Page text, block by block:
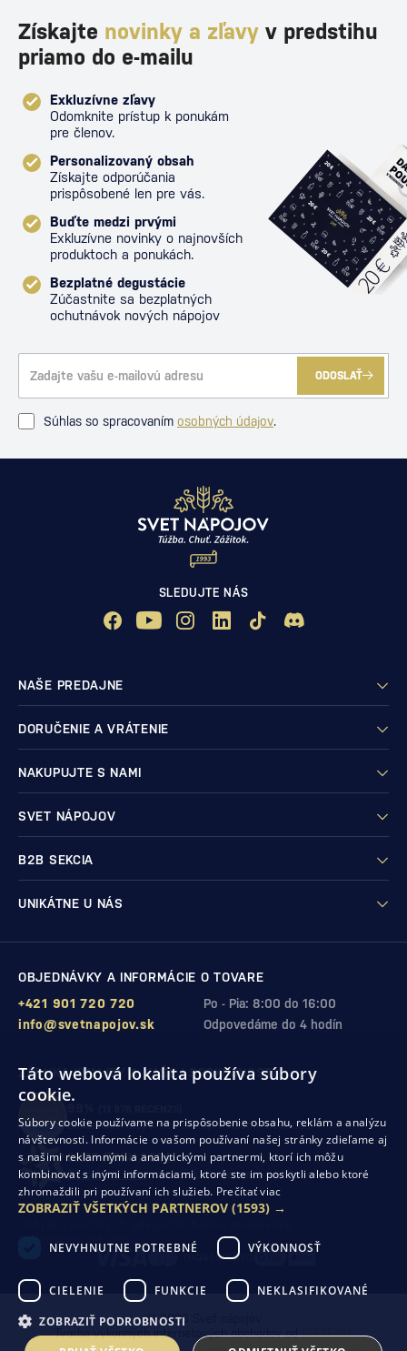
Získajte novinky a zľavy v predstihu
priamo do e-mailu
Exkluzívne zľavy
Odomknite prístup k ponukám
pre členov.
Personalizovaný obsah
Získajte odporúčania
prispôsobené len pre vás.
Buďte medzi prvými
Exkluzívne novinky o najnovších
produktoch a ponukách.
Bezplatné degustácie
Zúčastnite sa bezplatných
ochutnávok nových nápojov
ODOSLAŤ
Súhlas so spracovaním osobných údajov.
SLEDUJTE NÁS
NAŠE PREDAJNE
DORUČENIE A VRÁTENIE
NAKUPUJTE S NAMI
SVET NÁPOJOV
B2B SEKCIA
UNIKÁTNE U NÁS
OBJEDNÁVKY A INFORMÁCIE O TOVARE
Po - Pia: 8:00 do 16:00
+421 901 720 720
Odpovedáme do 4 hodín
info@svetnapojov.sk
ZÁRUKA KVALITY A VAŠEJ SPOKOJNOSTI
zákazníkov odporúča nákup v našom obchode
SHOP ROKU 2024
10. rok po sebesme získali ocenenie od Heureka
Odstúpenie od zmluvy
© 2026 Svet nápojov
Tvorba výkonných internetových obchodov odRIESENIA
Táto webová lokalita používa súbory
cookie.
Súbory cookie používame na prispôsobenie obsahu, reklám a analýzu
návštevnosti. Informácie o vašom používaní našej stránky zdieľame aj
s našimi reklamnými a analytickými partnermi, ktorí ich môžu
kombinovať s inými informáciami, ktoré ste im poskytli alebo ktoré
zhromaždili pri používaní ich služieb. Prečítať viac
ZOBRAZIŤ VŠETKÝCH PARTNEROV (1593) →
NEVYHNUTNE POTREBNÉ VÝKONNOSŤ
CIELENIE FUNKCIE NEKLASIFIKOVANÉ
ZOBRAZIŤ PODROBNOSTI